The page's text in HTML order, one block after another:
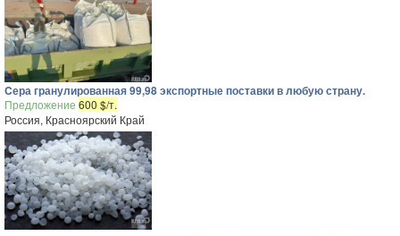
Cера гранулированная 99,98 экспортные поставки в любую страну.
Предложение 600 $/т.
Россия, Красноярский Край